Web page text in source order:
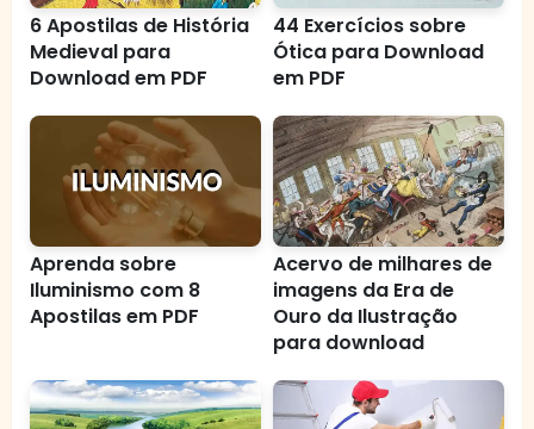
6 Apostilas de História
Medieval para
Download em PDF
44 Exercícios sobre
Ótica para Download
em PDF
Aprenda sobre
Iluminismo com 8
Apostilas em PDF
Acervo de milhares de
imagens da Era de
Ouro da Ilustração
para download